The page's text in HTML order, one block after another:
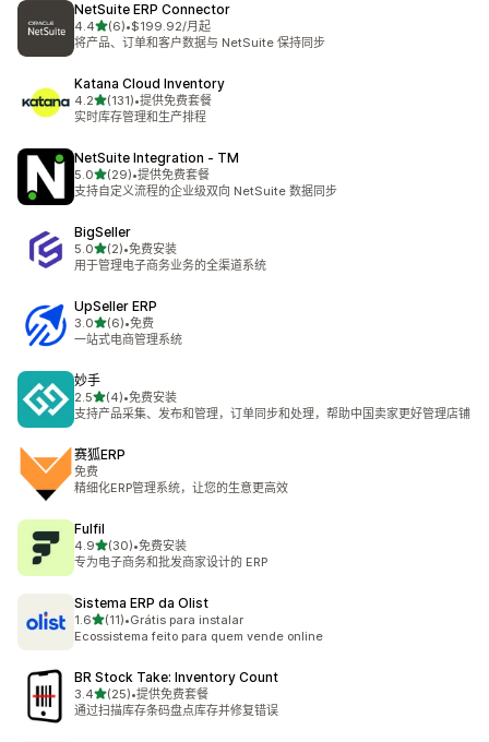
NetSuite ERP Connector
4.4星（满分 5 星）
(6)
总共 6 条评论
•$199.92/月起
将产品、订单和客户数据与 NetSuite 保持同步
Katana Cloud Inventory
4.2星（满分 5 星）
(131)
总共 131 条评论
•提供免费套餐
实时库存管理和生产排程
NetSuite Integration ‑ TM
5.0星（满分 5 星）
(29)
总共 29 条评论
•提供免费套餐
支持自定义流程的企业级双向 NetSuite 数据同步
BigSeller
5.0星（满分 5 星）
(2)
总共 2 条评论
•免费安装
用于管理电子商务业务的全渠道系统
UpSeller ERP
3.0星（满分 5 星）
(6)
总共 6 条评论
•免费
一站式电商管理系统
妙手
2.5星（满分 5 星）
(4)
总共 4 条评论
•免费安装
支持产品采集、发布和管理，订单同步和处理，帮助中国卖家更好管理店铺
赛狐ERP
免费
精细化ERP管理系统，让您的生意更高效
Fulfil
4.9星（满分 5 星）
(30)
总共 30 条评论
•免费安装
专为电子商务和批发商家设计的 ERP
Sistema ERP da Olist
1.6星（满分 5 星）
(11)
总共 11 条评论
•Grátis para instalar
Ecossistema feito para quem vende online
BR Stock Take: Inventory Count
3.4星（满分 5 星）
(25)
总共 25 条评论
•提供免费套餐
通过扫描库存条码盘点库存并修复错误